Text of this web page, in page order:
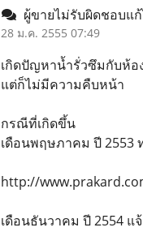
ผู้ขายไม่รับผิดชอบแ
28 ม.ค. 2555 07:49
เกิดปัญหาน้ำรั่วซึมกับห้อ
แต่ก็ไม่มีความคืบหน้า
กรณีที่เกิดขึ้น
เดือนพฤษภาคม ปี 2553
http://
เดือนธันวาคม ปี 2554 แ